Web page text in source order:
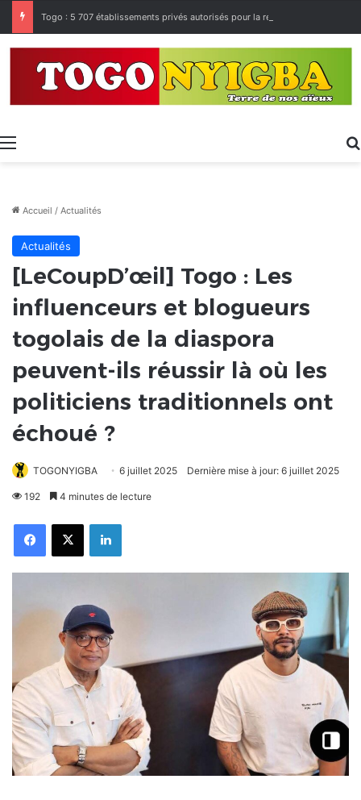
Menu
Accueil / Actualités
Actualités
[LeCoupD’œil] Togo : Les
influenceurs et blogueurs
togolais de la diaspora
peuvent-ils réussir là où les
politiciens traditionnels ont
échoué ?
TOGONYIGBA 6 juillet 2025 Dernière mise à jour: 6 juillet 2025
192 4 minutes de lecture
FacebookX Linkedin